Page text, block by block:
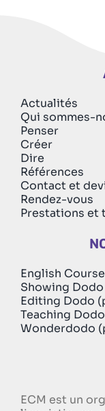
Actualités
Qui sommes-
Penser
Créer
Dire
Références
Contact et
Rendez-vous
Prestations et
English
Showing
Editing Dodo
Teaching
Wonderdodo
ECM est un